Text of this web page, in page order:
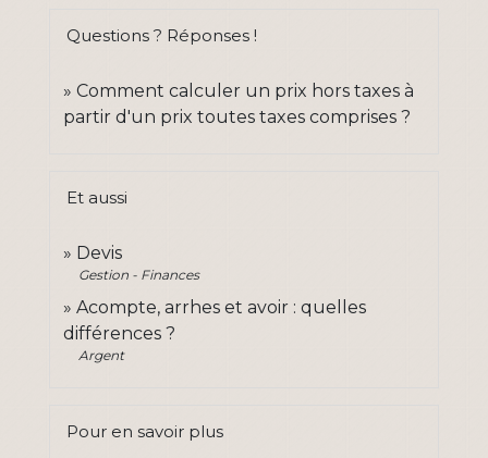
Questions ? Réponses !
Comment calculer un prix hors taxes à
partir d'un prix toutes taxes comprises ?
Et aussi
Devis
Gestion - Finances
Acompte, arrhes et avoir : quelles
différences ?
Argent
Pour en savoir plus